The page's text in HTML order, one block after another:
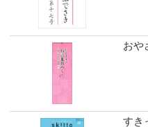
おや
すき